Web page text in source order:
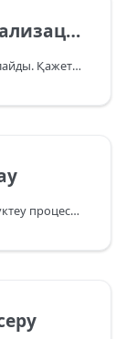
Файлды жүктеу процесін инициализациялайды. Қажет project_id және url, немесе project_id, name және size.
Файл сәтті жіберілгеннен кейін файлды жүктеу процесін аяқтайды.